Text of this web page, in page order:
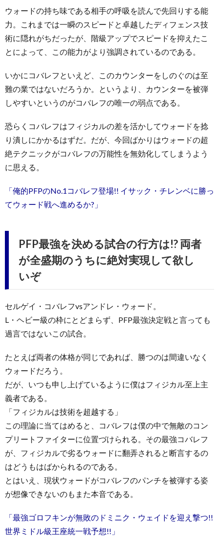
ウォードの持ち味である相手の呼吸を読んで先回りする能
力。これまでは一瞬のスピードと卓越したディフェンス技
術に隠れがちだったが、階級アップでスピードを抑えたこ
とによって、この能力がより強調されているのである。
いかにコバレフといえど、このカウンターをしのぐのは至
難の業ではないだろうか。というより、カウンターを被弾
しやすいというのがコバレフの唯一の弱点である。
恐らくコバレフはフィジカルの差を活かしてウォードを捻
り潰しにかかるはずだ。だが、今回ばかりはウォードの超
絶テクニックがコバレフの万能性を無効化してしまうよう
に思える。
「俺的PFPのNo.1コバレフ登場!! イサック・チレンベに勝っ
てウォード戦へ進めるか?」
PFP最強を決める試合の行方は!? 両者
が全盛期のうちに絶対実現して欲し
いぞ
セルゲイ・コバレフvsアンドレ・ウォード。
L・ヘビー級の枠にとどまらず、PFP最強決定戦と言っても
過言ではないこの試合。
たとえば両者の体格が同じであれば、勝つのは間違いなく
ウォードだろう。
だが、いつも申し上げているように僕はフィジカル至上主
義者である。
「フィジカルは技術を超越する」
この理論に当てはめると、コバレフは僕の中で無敵のコン
プリートファイターに位置づけられる。その最強コバレフ
が、フィジカルで劣るウォードに翻弄されると断言するの
はどうもはばかられるのである。
とはいえ、現状ウォードがコバレフのパンチを被弾する姿
が想像できないのもまた本音である。
「最強ゴロフキンが無敗のドミニク・ウェイドを迎え撃つ!!
世界ミドル級王座統一戦予想!!」